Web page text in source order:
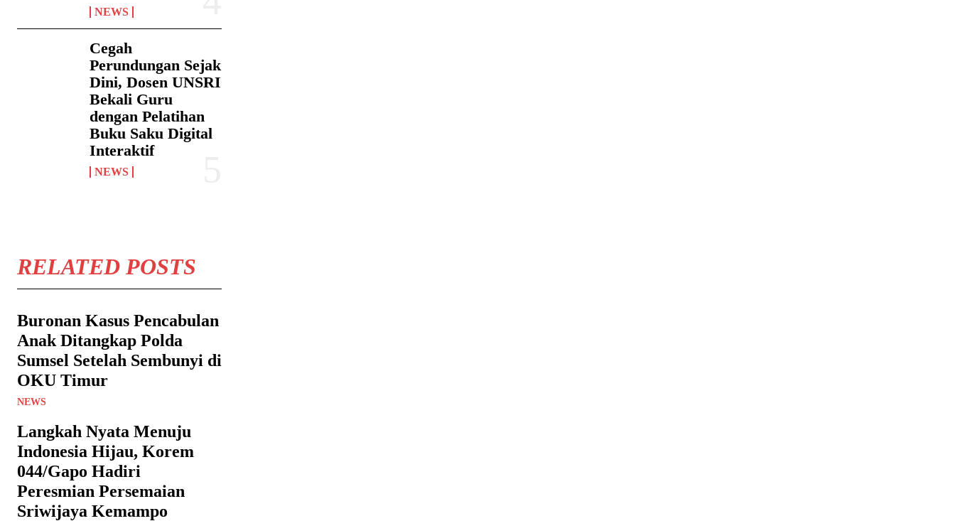
NEWS
Cegah
Perundungan Sejak
Dini, Dosen UNSRI
Bekali Guru
dengan Pelatihan
Buku Saku Digital
Interaktif
NEWS
RELATED POSTS
Buronan Kasus Pencabulan
Anak Ditangkap Polda
Sumsel Setelah Sembunyi di
OKU Timur
NEWS
Langkah Nyata Menuju
Indonesia Hijau, Korem
044/Gapo Hadiri
Peresmian Persemaian
Sriwijaya Kemampo